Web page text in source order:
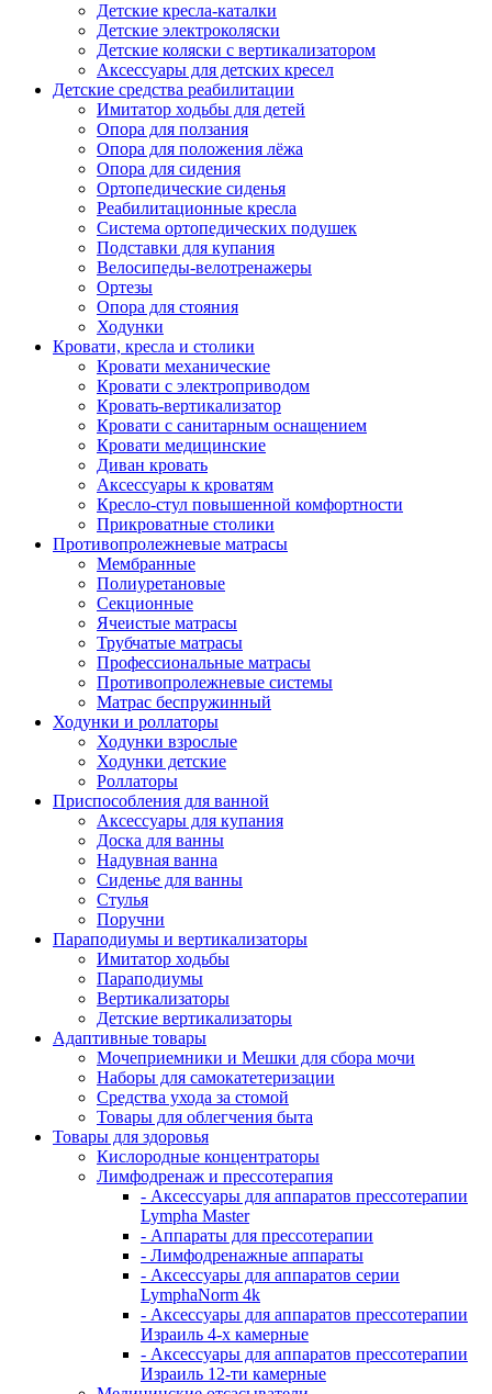
Детские кресла-каталки
Детские электроколяски
Детские коляски с вертикализатором
Аксессуары для детских кресел
Детские средства реабилитации
Имитатор ходьбы для детей
Опора для ползания
Опора для положения лёжа
Опора для сидения
Ортопедические сиденья
Реабилитационные кресла
Система ортопедических подушек
Подставки для купания
Велосипеды-велотренажеры
Ортезы
Опора для стояния
Ходунки
Кровати, кресла и столики
Кровати механические
Кровати с электроприводом
Кровать-вертикализатор
Кровати с санитарным оснащением
Кровати медицинские
Диван кровать
Аксессуары к кроватям
Кресло-стул повышенной комфортности
Прикроватные столики
Противопролежневые матрасы
Мембранные
Полиуретановые
Секционные
Ячеистые матрасы
Трубчатые матрасы
Профессиональные матрасы
Противопролежневые системы
Матрас беспружинный
Ходунки и роллаторы
Ходунки взрослые
Ходунки детские
Роллаторы
Приспособления для ванной
Аксессуары для купания
Доска для ванны
Надувная ванна
Сиденье для ванны
Стулья
Поручни
Параподиумы и вертикализаторы
Имитатор ходьбы
Параподиумы
Вертикализаторы
Детские вертикализаторы
Адаптивные товары
Мочеприемники и Мешки для сбора мочи
Наборы для самокатетеризации
Средства ухода за стомой
Товары для облегчения быта
Товары для здоровья
Кислородные концентраторы
Лимфодренаж и прессотерапия
- Аксессуары для аппаратов прессотерапии
Lympha Master
- Аппараты для прессотерапии
- Лимфодренажные аппараты
- Аксессуары для аппаратов серии
LymphaNorm 4k
- Аксессуары для аппаратов прессотерапии
Израиль 4-х камерные
- Аксессуары для аппаратов прессотерапии
Израиль 12-ти камерные